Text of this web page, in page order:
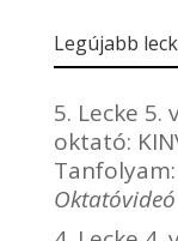
Legújabb
5. Lecke
oktató:
Tanfolyam: